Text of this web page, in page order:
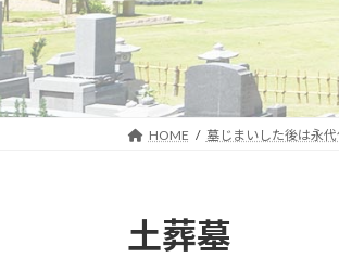
HOME 墓じまいした後は永
土葬墓